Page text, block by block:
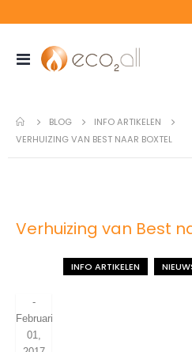
Toggle
Nav
BLOG
INFO ARTIKELEN
VERHUIZING VAN BEST NAAR BOXTEL
Verhuizing van Best
INFO ARTIKELEN
-
Februari
01,